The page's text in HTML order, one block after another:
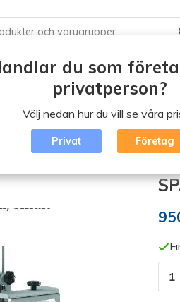
/ Öppettider Boka en tid
Logga in
produkter / SPARKe Datorställ för
du som
privatperson?
Välj nedan hur du vill se våra
Privat Företag